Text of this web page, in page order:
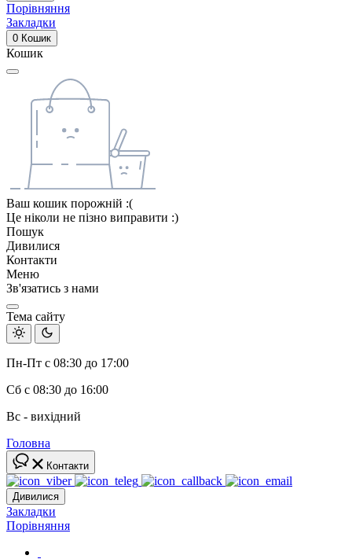
Порівняння
Закладки
0 Кошик
Кошик
Ваш кошик порожній :(
Це ніколи не пізно виправити :)
Пошук
Дивилися
Контакти
Меню
Зв'язатись з нами
Тема сайту
Пн-Пт с 08:30 до 17:00
Сб с 08:30 до 16:00
Вс - вихідний
Головна
Контакти
Дивилися
Закладки
Порівняння